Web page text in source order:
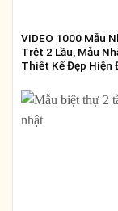
VIDEO 1000 Mẫu
Trệt 2 Lầu, Mẫu
Thiết Kế Đẹp Hiện